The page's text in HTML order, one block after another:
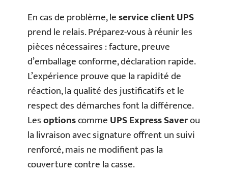
En cas de problème, leservice client UPS
prend le relais. Préparez-vous à réunir les
pièces nécessaires : facture, preuve
d’emballage conforme, déclaration rapide.
L’expérience prouve que la rapidité de
réaction, la qualité des justificatifs et le
respect des démarches font la différence.
LesoptionscommeUPS Express Saverou
la livraison avec signature offrent un suivi
renforcé, mais ne modifient pas la
couverture contre la casse.